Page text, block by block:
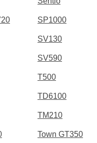
SP1000
SV130
SV590
T500
TD6100
TM210
Town GT350